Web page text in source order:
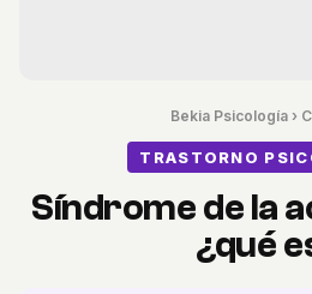
Bekia Psicología›
TRASTORNO
Síndrome de la
¿qué